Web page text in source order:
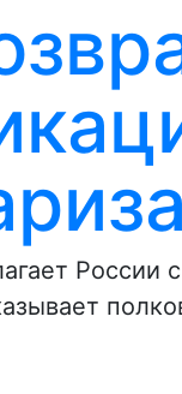
России